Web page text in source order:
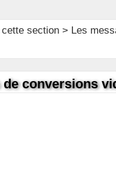
section> Les
conversions